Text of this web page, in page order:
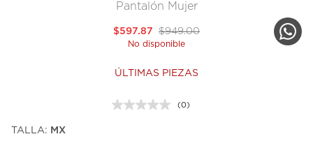
Pantalón Mujer
$949.00
$597.87
No disponible
ÚLTIMAS PIEZAS
Sin
(0)
TALLA: MX